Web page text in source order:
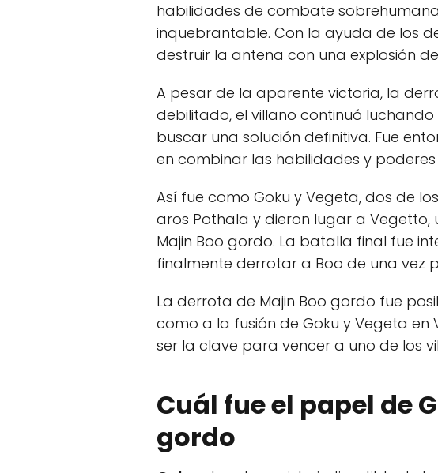
habilidades de combate
inquebrantable. Con la ayuda de los
destruir la antena con una explosión
A pesar de la aparente victoria, la
debilitado, el villano continuó
buscar una solución definitiva. Fue
en combinar las habilidades y
Así fue como Goku y Vegeta, dos de
aros Pothala y dieron lugar a
Majin Boo gordo. La batalla final fue
finalmente derrotar a Boo de una vez
La derrota de Majin Boo gordo fue
como a la fusión de Goku y Vegeta
ser la clave para vencer a uno de los
Cuál fue el papel de
gordo